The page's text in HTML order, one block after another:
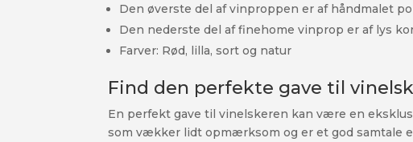
Den øverste del af vinproppen er af håndmalet
Den nederste del af finehome vinprop er af lys
Farver: Rød, lilla, sort og natur
Find den perfekte gave til
En perfekt gave til vinelskeren kan være en
som vækker lidt opmærksom og er et god samtale